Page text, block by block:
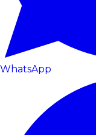
WhatsApp